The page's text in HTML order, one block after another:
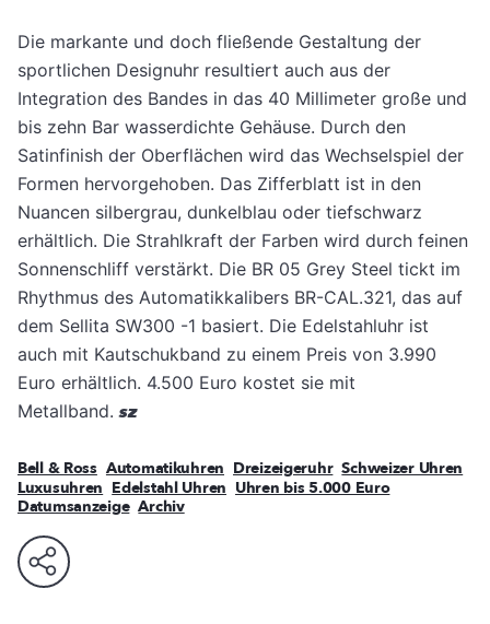
Die markante und doch fließende Gestaltung der
sportlichen Designuhr resultiert auch aus der
Integration des Bandes in das 40 Millimeter große und
bis zehn Bar wasserdichte Gehäuse. Durch den
Satinfinish der Oberflächen wird das Wechselspiel der
Formen hervorgehoben. Das Zifferblatt ist in den
Nuancen silbergrau, dunkelblau oder tiefschwarz
erhältlich. Die Strahlkraft der Farben wird durch feinen
Sonnenschliff verstärkt. Die BR 05 Grey Steel tickt im
Rhythmus des Automatikkalibers BR-CAL.321, das auf
dem Sellita SW300 -1 basiert. Die Edelstahluhr ist
auch mit Kautschukband zu einem Preis von 3.990
Euro erhältlich. 4.500 Euro kostet sie mit
Metallband.sz
Bell & Ross Automatikuhren Dreizeigeruhr Schweizer Uhren
Luxusuhren Edelstahl Uhren Uhren bis 5.000 Euro
Datumsanzeige Archiv